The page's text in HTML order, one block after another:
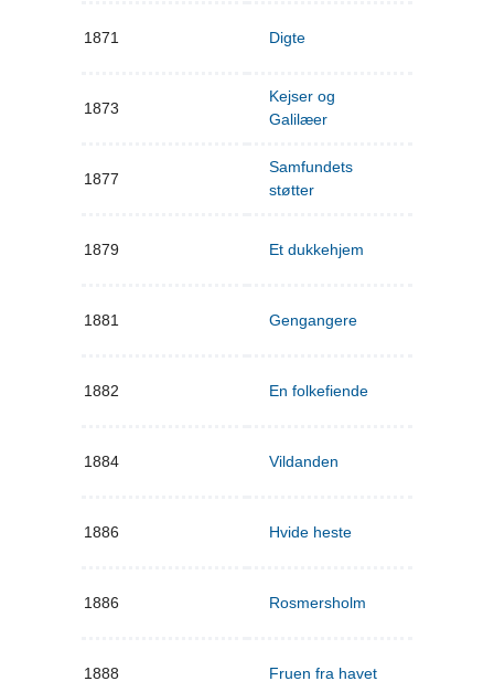
1871 Digte
1873
Kejser og
Galilæer
1877
Samfundets
støtter
1879 Et dukkehjem
1881 Gengangere
1882 En folkefiende
1884 Vildanden
1886 Hvide heste
1886 Rosmersholm
1888 Fruen fra havet